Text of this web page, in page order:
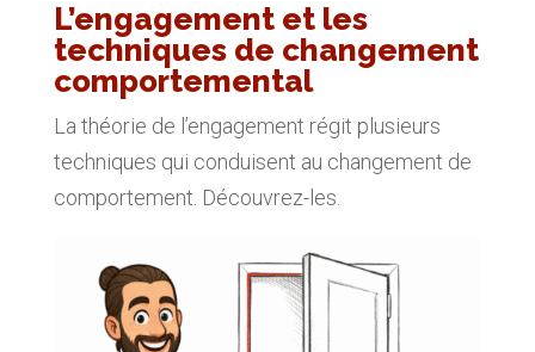
L’engagement et les
techniques de changement
comportemental
La théorie de l’engagement régit plusieurs
techniques qui conduisent au changement de
comportement. Découvrez-les.